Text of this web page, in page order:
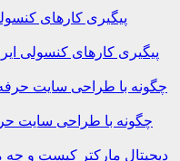
پیگیری کارهای کنسولی
چگونه با طراحی سایت